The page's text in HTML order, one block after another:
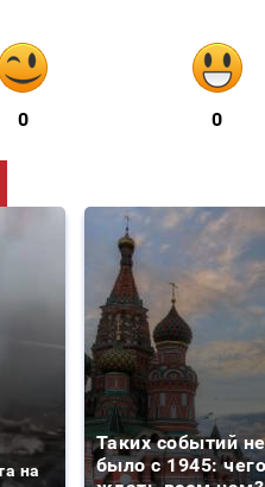
0 0
на
Таких событий не
было с 1945: